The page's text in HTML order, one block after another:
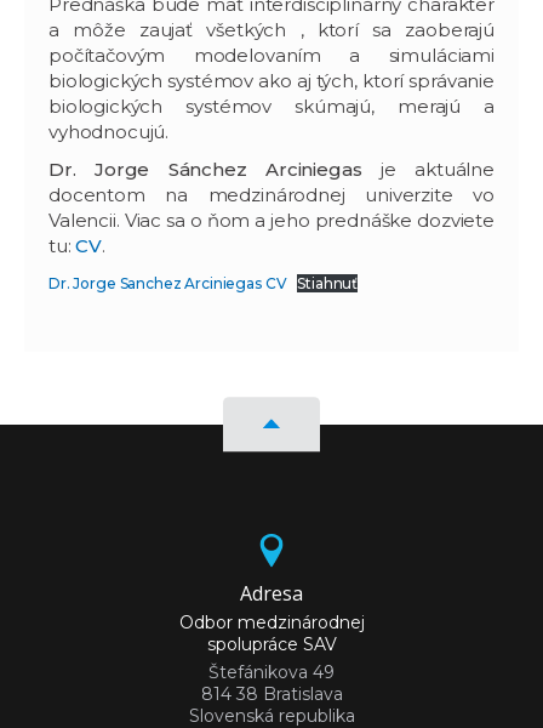
a môže zaujať všetkých , ktorí sa zaoberajú
počítačovým modelovaním a simuláciami
biologických systémov ako aj tých, ktorí správanie
biologických systémov skúmajú, merajú a
vyhodnocujú.
Dr. Jorge Sánchez Arciniegas je aktuálne
docentom na medzinárodnej univerzite vo
Valencii. Viac sa o ňom a jeho prednáške dozviete
tu:CV.
Dr. Jorge Sanchez Arciniegas CV Stiahnuť
Adresa
Odbor medzinárodnej
spolupráce SAV
Štefánikova 49
814 38 Bratislava
Slovenská republika